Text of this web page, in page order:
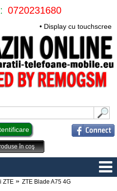
0720231680
• Display cu
în coş
ZTE ZTE Blade A75 4G